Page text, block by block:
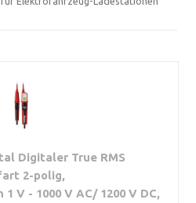
Digitaler True RMS
2-polig,
V - 1000 V AC/ 1200 V DC,